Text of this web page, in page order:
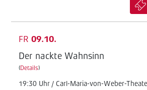
FR 09.10.
Der nackte Wahnsinn
(Details)
19:30 Uhr / Carl-Maria-von-Weber-